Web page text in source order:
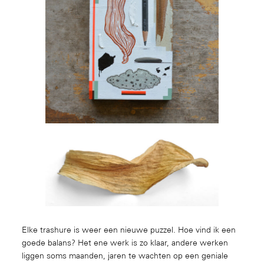
Elke trashure is weer een nieuwe puzzel. Hoe vind ik een
goede balans? Het ene werk is zo klaar, andere werken
liggen soms maanden, jaren te wachten op een geniale